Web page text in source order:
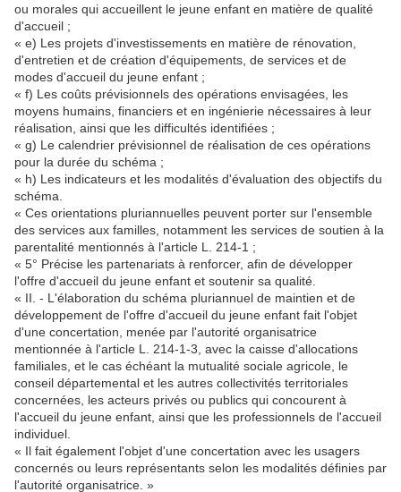
ou morales qui accueillent le jeune enfant en matière de qualité
d'accueil ;
« e) Les projets d'investissements en matière de rénovation,
d'entretien et de création d'équipements, de services et de
modes d'accueil du jeune enfant ;
« f) Les coûts prévisionnels des opérations envisagées, les
moyens humains, financiers et en ingénierie nécessaires à leur
réalisation, ainsi que les difficultés identifiées ;
« g) Le calendrier prévisionnel de réalisation de ces opérations
pour la durée du schéma ;
« h) Les indicateurs et les modalités d'évaluation des objectifs du
schéma.
« Ces orientations pluriannuelles peuvent porter sur l'ensemble
des services aux familles, notamment les services de soutien à la
parentalité mentionnés à l'article L. 214-1 ;
« 5° Précise les partenariats à renforcer, afin de développer
l'offre d'accueil du jeune enfant et soutenir sa qualité.
« II. - L'élaboration du schéma pluriannuel de maintien et de
développement de l'offre d'accueil du jeune enfant fait l'objet
d'une concertation, menée par l'autorité organisatrice
mentionnée à l'article L. 214-1-3, avec la caisse d'allocations
familiales, et le cas échéant la mutualité sociale agricole, le
conseil départemental et les autres collectivités territoriales
concernées, les acteurs privés ou publics qui concourent à
l'accueil du jeune enfant, ainsi que les professionnels de l'accueil
individuel.
« Il fait également l'objet d'une concertation avec les usagers
concernés ou leurs représentants selon les modalités définies par
l'autorité organisatrice. »